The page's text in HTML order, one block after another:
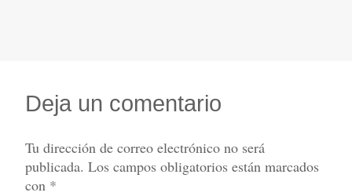
Deja un comentario
Tu dirección de correo electrónico no será
publicada. Los campos obligatorios están marcados
con *